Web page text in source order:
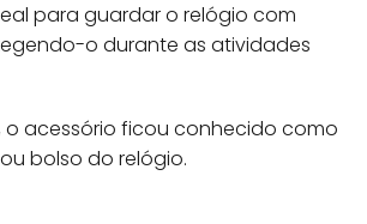
para guardar o relógio com
o durante as atividades
o acessório ficou conhecido como
bolso do relógio.